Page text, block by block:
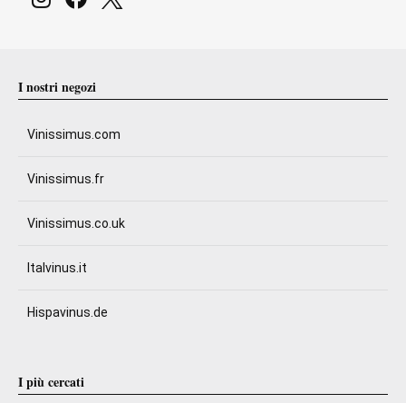
I nostri negozi
Vinissimus.com
Vinissimus.fr
Vinissimus.co.uk
Italvinus.it
Hispavinus.de
I più cercati